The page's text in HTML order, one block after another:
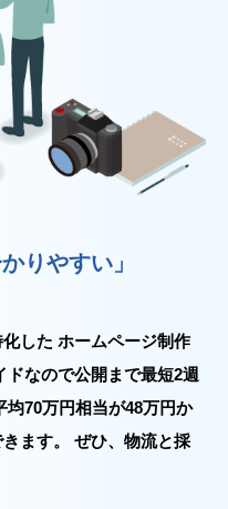
りやすい」
した ホームページ制作
なので公開まで最短2週
均70万円相当が48万円か
ます。 ぜひ、物流と採